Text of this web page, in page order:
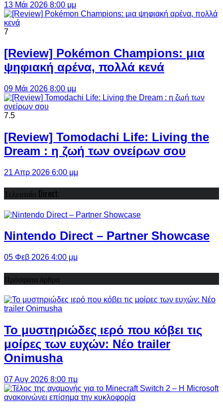
13 Μάι 2026 8:00 μμ
7
[Review] Pokémon Champions: μια
ψηφιακή αρένα, πολλά κενά
09 Μάι 2026 8:00 μμ
7.5
[Review] Tomodachi Life: Living the
Dream : η ζωή των ονείρων σου
21 Απρ 2026 6:00 μμ
Τελευταίο Direct:
Nintendo Direct – Partner Showcase
05 Φεβ 2026 4:00 μμ
Πρόσφατα άρθρα
Το μυστηριώδες ιερό που κόβει τις
μοίρες των ευχών: Νέο trailer
Onimusha
07 Αυγ 2026 8:00 πμ